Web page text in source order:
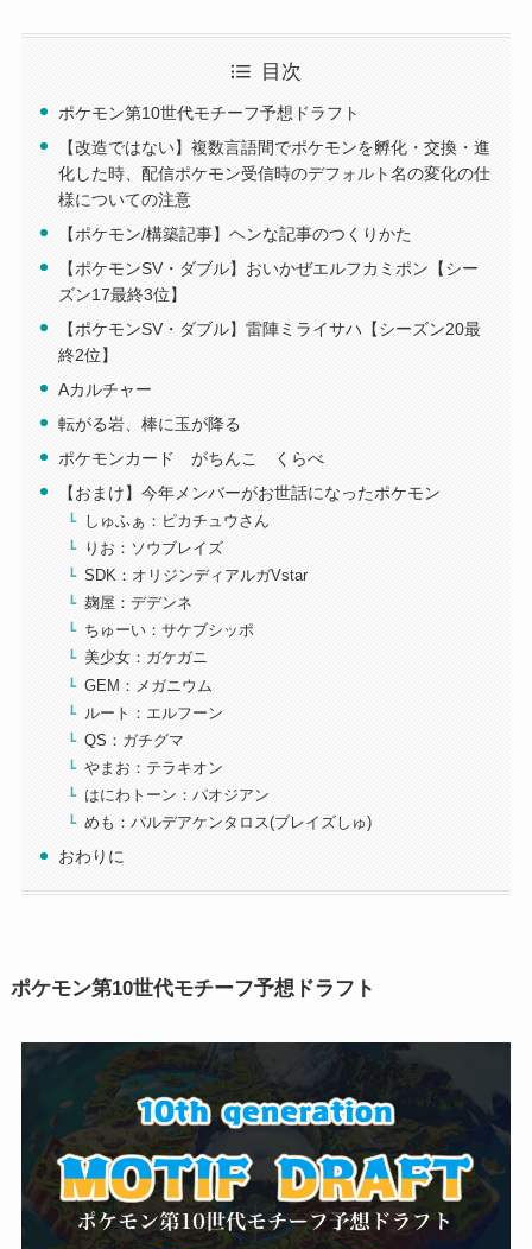
目次
ポケモン第10世代モチーフ予想ドラフト
【改造ではない】複数言語間でポケモンを孵化・交換・進
化した時、配信ポケモン受信時のデフォルト名の変化の仕
様についての注意
【ポケモン/構築記事】ヘンな記事のつくりかた
【ポケモンSV・ダブル】おいかぜエルフカミポン【シー
ズン17最終3位】
【ポケモンSV・ダブル】雷陣ミライサハ【シーズン20最
終2位】
Aカルチャー
転がる岩、棒に玉が降る
ポケモンカード がちんこ くらべ
【おまけ】今年メンバーがお世話になったポケモン
しゅふぁ：ピカチュウさん
りお：ソウブレイズ
SDK：オリジンディアルガVstar
麹屋：デデンネ
ちゅーい：サケブシッポ
美少女：ガケガニ
GEM：メガニウム
ルート：エルフーン
QS：ガチグマ
やまお：テラキオン
はにわトーン：パオジアン
めも：パルデアケンタロス(ブレイズしゅ)
おわりに
ポケモン第10世代モチーフ予想ドラフト